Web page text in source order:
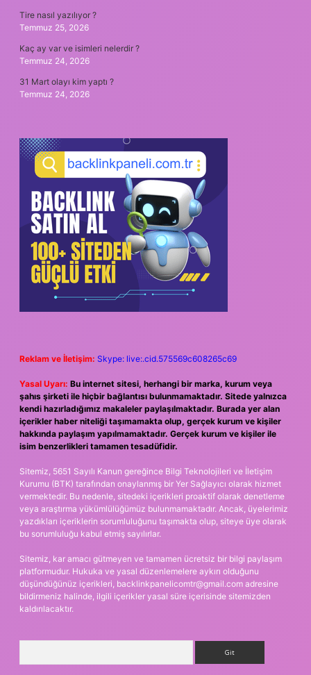
Tire nasıl yazılıyor ?
Temmuz 25, 2026
Kaç ay var ve isimleri nelerdir ?
Temmuz 24, 2026
31 Mart olayı kim yaptı ?
Temmuz 24, 2026
Reklam ve İletişim: Skype: live:.cid.575569c608265c69
Yasal Uyarı: Bu internet sitesi, herhangi bir marka, kurum veya
şahıs şirketi ile hiçbir bağlantısı bulunmamaktadır. Sitede yalnızca
kendi hazırladığımız makaleler paylaşılmaktadır. Burada yer alan
içerikler haber niteliği taşımamakta olup, gerçek kurum ve kişiler
hakkında paylaşım yapılmamaktadır. Gerçek kurum ve kişiler ile
isim benzerlikleri tamamen tesadüfidir.
Sitemiz, 5651 Sayılı Kanun gereğince Bilgi Teknolojileri ve İletişim
Kurumu (BTK) tarafından onaylanmış bir Yer Sağlayıcı olarak hizmet
vermektedir. Bu nedenle, sitedeki içerikleri proaktif olarak denetleme
veya araştırma yükümlülüğümüz bulunmamaktadır. Ancak, üyelerimiz
yazdıkları içeriklerin sorumluluğunu taşımakta olup, siteye üye olarak
bu sorumluluğu kabul etmiş sayılırlar.
Sitemiz, kar amacı gütmeyen ve tamamen ücretsiz bir bilgi paylaşım
platformudur. Hukuka ve yasal düzenlemelere aykırı olduğunu
düşündüğünüz içerikleri, backlinkpanelicomtr@gmail.com adresine
bildirmeniz halinde, ilgili içerikler yasal süre içerisinde sitemizden
kaldırılacaktır.